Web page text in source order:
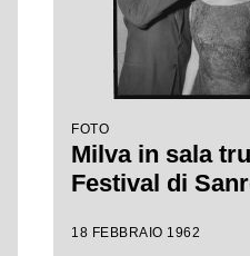
FOTO
Milva in sala
Festival di
18 FEBBRAIO 1962